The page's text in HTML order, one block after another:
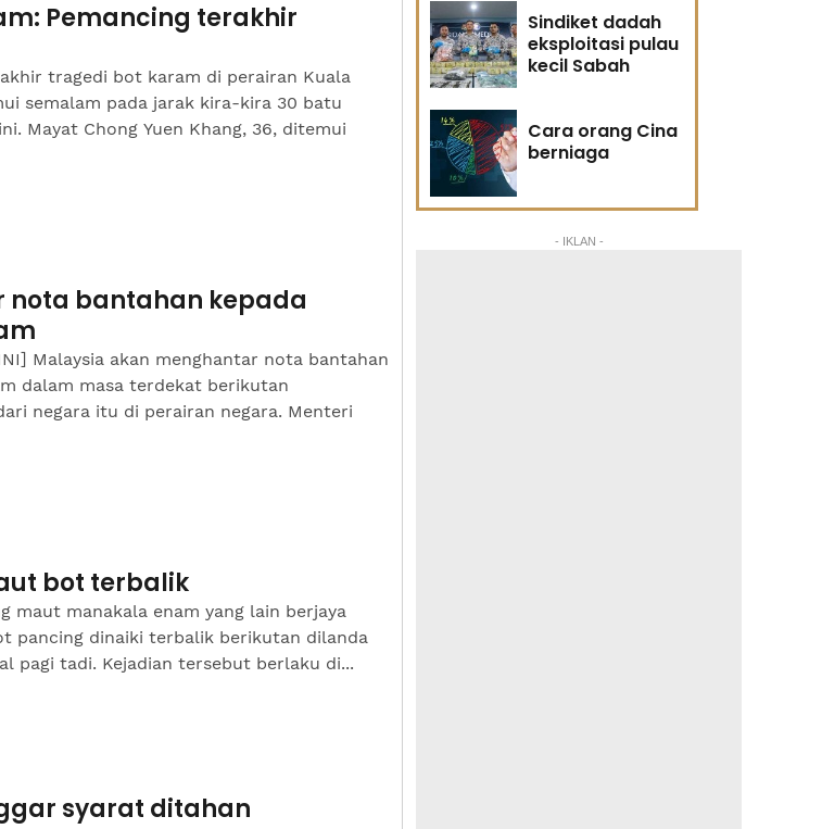
Pemancing terakhir
tragedi bot karam di perairan Kuala
semalam pada jarak kira-kira 30 batu
Mayat Chong Yuen Khang, 36, ditemui
nota bantahan kepada
Malaysia akan menghantar nota bantahan
dalam masa terdekat berikutan
negara itu di perairan negara. Menteri
bot terbalik
maut manakala enam yang lain berjaya
pancing dinaiki terbalik berikutan dilanda
pagi tadi. Kejadian tersebut berlaku di...
syarat ditahan
Sindiket dadah
eksploitasi pulau
kecil Sabah
Cara orang Cina
berniaga
- IKLAN -